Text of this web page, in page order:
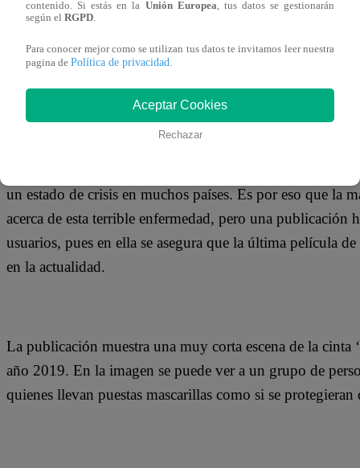
25 de marzo 2020
un estado de crisis en muchos países. Es por eso que la
acerca de esta terrible enfermedad, pero una publicación
usuarios, pues en ella se asegura que la última película
en la actualidad.
La publicación muestra una muy corta escena de la cinta
año 2019. En la imagen se puede ver a un grupo de
quienes llevan puestas mascarillas como si se
contenido. Si estás en la Unión Europea , tus datos se gestionarán
según el RGPD
Para conocer mejor como se utilizan tus datos te invitamos leer nuestra
pagina de Política de privacidad
Aceptar Cookies
Rechazar